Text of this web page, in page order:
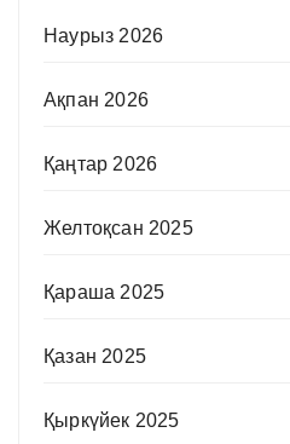
Наурыз 2026
Ақпан 2026
Қаңтар 2026
Желтоқсан 2025
Қараша 2025
Қазан 2025
Қыркүйек 2025